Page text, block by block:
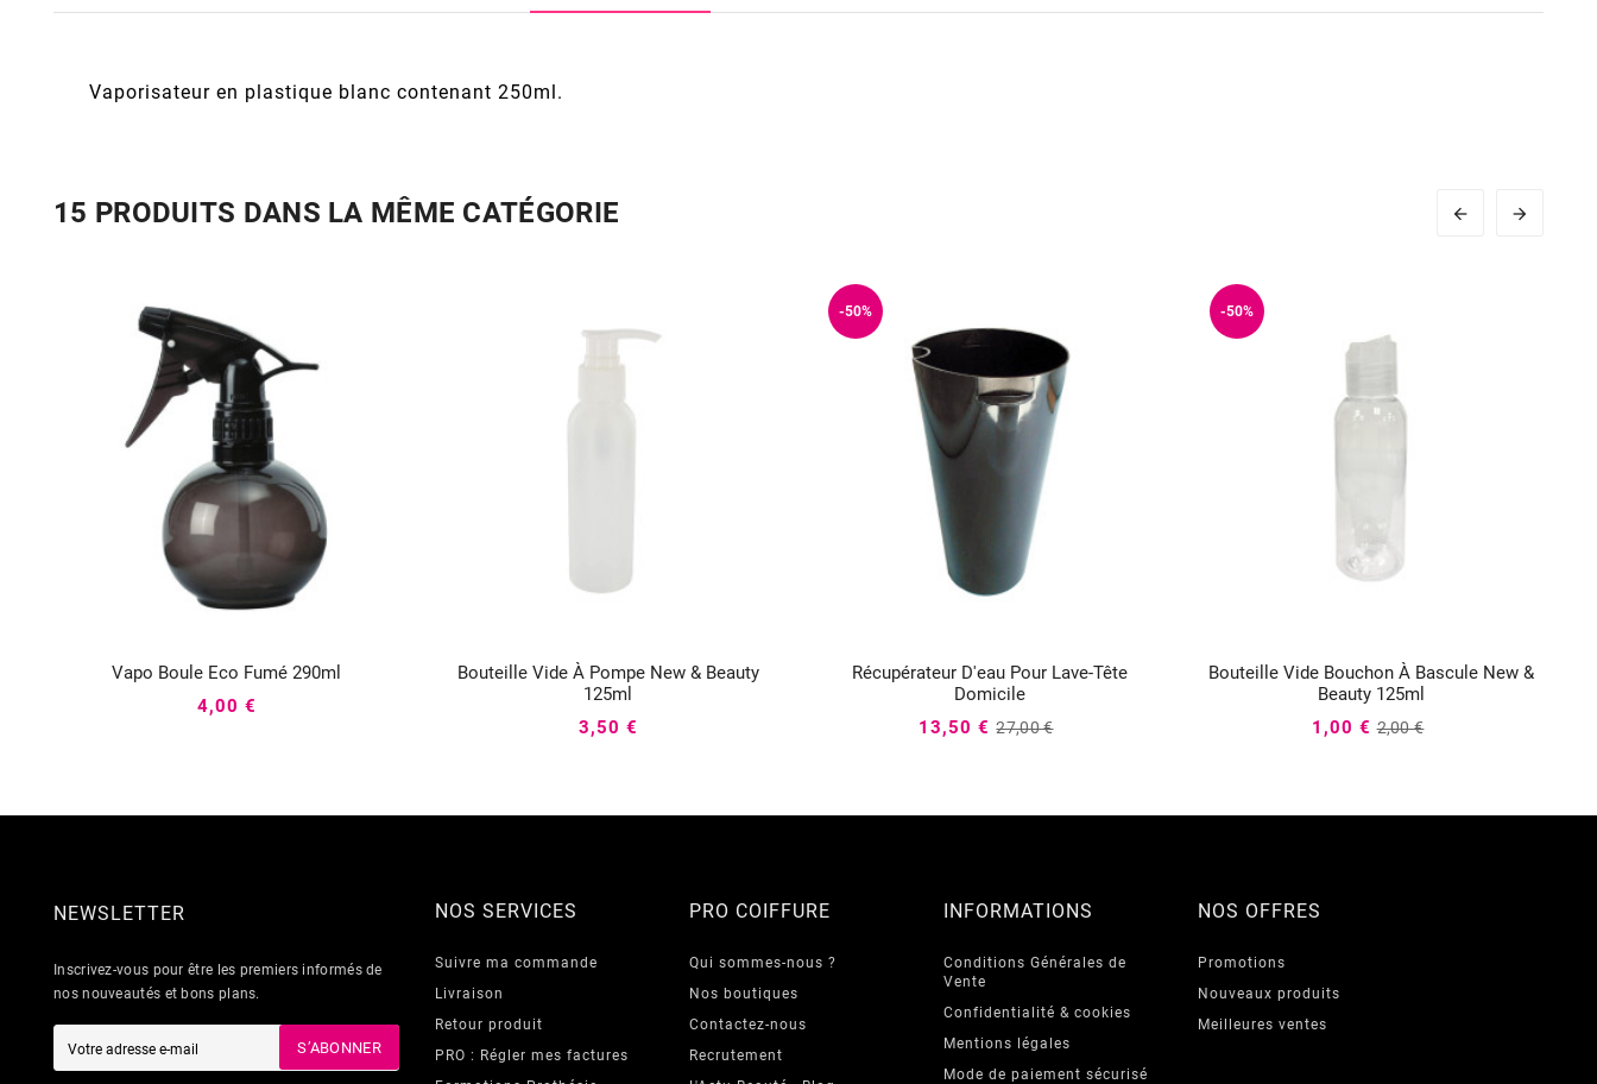
Vaporisateur en plastique blanc contenant 250ml.
15 PRODUITS DANS LA MÊME CATÉGORIE  
Vapo Boule Eco Fumé 290ml
4,00 €
Bouteille Vide À Pompe New & Beauty
125ml

3,50 €
-50%
Récupérateur D'eau Pour Lave-Tête
Domicile

13,50 € 27,00 €
-50%
Bouteille Vide Bouchon À Bascule New &
Beauty 125ml
  
1,00 € 2,00 €
NEWSLETTER
Inscrivez-vous pour être les premiers informés de
nos nouveautés et bons plans.
S’ABONNER
NOS SERVICES
Suivre ma commande
Livraison
Retour produit
PRO : Régler mes factures
PRO COIFFURE
Qui sommes-nous ?
Nos boutiques
Contactez-nous
Recrutement
INFORMATIONS
Conditions Générales de
Vente
Confidentialité & cookies
Mentions légales
Mode de paiement sécurisé
NOS OFFRES
Promotions
Nouveaux produits
Meilleures ventes